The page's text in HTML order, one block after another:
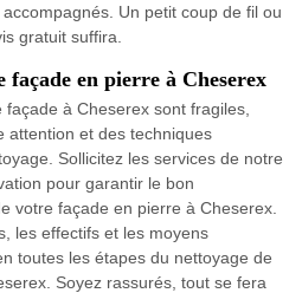
Un petit coup de fil ou
gratuit suffira.
façade en pierre à Cheserex
à Cheserex sont fragiles,
attention et des techniques
Sollicitez les services de notre
pour garantir le bon
votre façade en pierre à Cheserex.
les effectifs et les moyens
toutes les étapes du nettoyage de
Soyez rassurés, tout se fera